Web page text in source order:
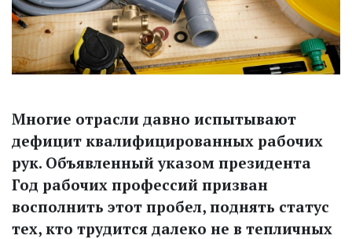
Многие отрасли давно испытывают
дефицит квалифицированных рабочих
рук. Объявленный указом президента
Год рабочих профессий призван
восполнить этот пробел, поднять статус
тех, кто трудится далеко не в тепличных